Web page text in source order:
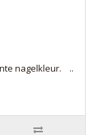
nagelkleur. ..